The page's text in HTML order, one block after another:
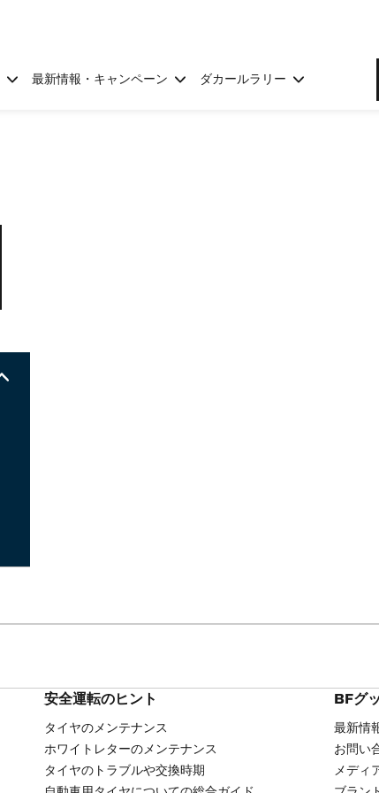
最新情報・キャンペーン ダカールラリー
安全運転のヒント
タイヤのメンテナンス
ホワイトレターのメンテナンス
タイヤのトラブルや交換時期
BFグ
最新情
お問い
メディ